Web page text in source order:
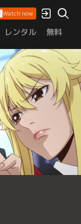
Watch now
レンタル 無料